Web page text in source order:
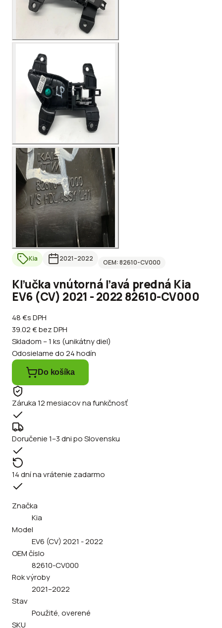
Kia 2021–2022 OEM:82610-CV000
Kľučka vnútorná ľavá predná Kia
EV6 (CV) 2021 - 2022 82610-CV000
48 €s DPH
39.02 €bez DPH
Skladom – 1 ks (unikátny diel)
Odosielame do 24 hodín
Do košíka
Záruka 12 mesiacov na funkčnosť
Doručenie 1–3 dni po Slovensku
14 dní na vrátenie zadarmo
Značka
Kia
Model
EV6 (CV) 2021 - 2022
OEM číslo
82610-CV000
Rok výroby
2021–2022
Stav
Použité, overené
SKU